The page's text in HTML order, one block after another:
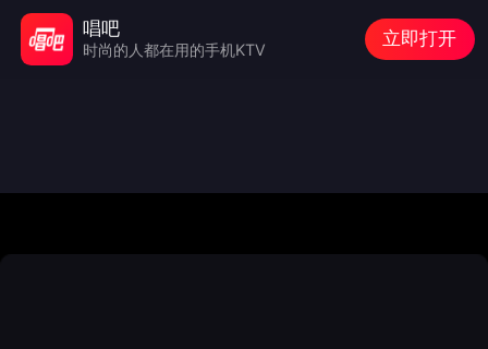
唱吧
时尚的人都在用的手机KTV
立即打开